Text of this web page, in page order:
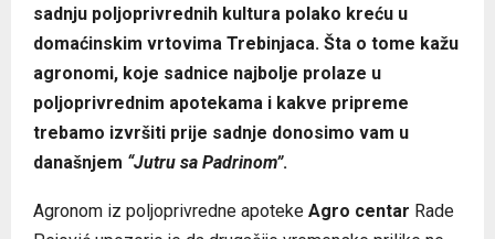
sadnju poljoprivrednih kultura polako kreću u
domaćinskim vrtovima Trebinjaca. Šta o tome kažu
agronomi, koje sadnice najbolje prolaze u
poljoprivrednim apotekama i kakve pripreme
trebamo izvršiti prije sadnje donosimo vam u
današnjem “Jutru sa Padrinom”.
Agronom iz poljoprivredne apoteke Agro centar Rade